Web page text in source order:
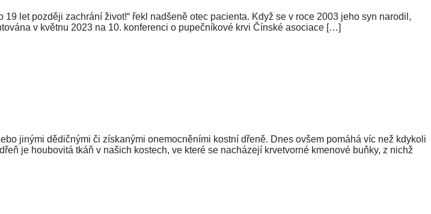
let později zachrání život!“ řekl nadšeně otec pacienta. Když se v roce 2003 jeho syn narodil,
v květnu 2023 na 10. konferenci o pupečníkové krvi Čínské asociace […]
jinými dědičnými či získanými onemocněními kostní dřeně. Dnes ovšem pomáhá víc než kdykoli
je houbovitá tkáň v našich kostech, ve které se nacházejí krvetvorné kmenové buňky, z nichž